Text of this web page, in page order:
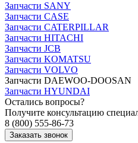
Запчасти SANY
Запчасти CASE
Запчасти CATERPILLAR
Запчасти HITACHI
Запчасти JCB
Запчасти KOMATSU
Запчасти VOLVO
Запчасти DAEWOO-DOOSAN
Запчасти HYUNDAI
Остались вопросы?
Получите консультацию
8 (800) 555-86-73